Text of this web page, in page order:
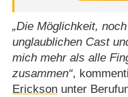
Die Möglichkeit,
unglaublichen Cast
mich mehr als alle
zusammen ,
Ericksonunter